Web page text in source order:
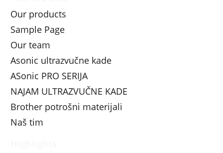
Our products
Sample Page
Our team
Asonic ultrazvučne kade
ASonic PRO SERIJA
NAJAM ULTRAZVUČNE KADE
Brother potrošni materijali
Naš tim